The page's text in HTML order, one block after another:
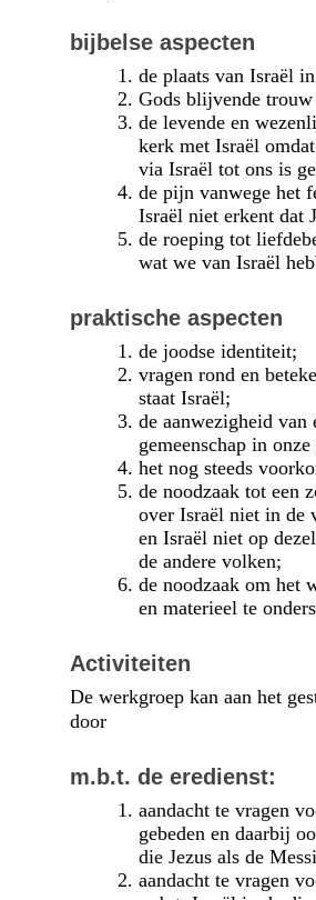
bijbelse aspecten
de plaats van Israël
Gods blijvende trouw
de levende en
kerk met Israël
via Israël tot ons is
de pijn vanwege het
Israël niet erkent dat
de roeping tot
wat we van Israël
praktische aspecten
de joodse identiteit;
vragen rond en
staat Israël;
de aanwezigheid van
gemeenschap in
het nog steeds
de noodzaak tot een
over Israël niet in de
en Israël niet op
de andere volken;
de noodzaak om het
en materieel te
Activiteiten
De werkgroep kan aan het
door
m.b.t. de eredienst:
aandacht te vragen
gebeden en daarbij
die Jezus als de
aandacht te vragen